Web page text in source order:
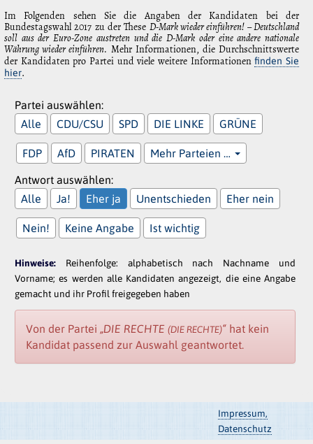
Im Folgenden sehen Sie die Angaben der Kandidaten bei der
Bundestagswahl 2017 zu der These D-Mark wieder einführen! – Deutschland
soll aus der Euro-Zone austreten und die D-Mark oder eine andere nationale
Währung wieder einführen. Mehr Informationen, die Durchschnittswerte
der Kandidaten pro Partei und viele weitere Informationenfinden Sie
hier.
Partei auswählen:
Alle
CDU/CSU SPD DIE LINKE GRÜNE
FDP AfD PIRATEN Mehr Parteien …
Antwort auswählen:
Alle
Ja! Eher ja Unentschieden Eher nein
Nein! Keine Angabe Ist wichtig
Hinweise: Reihenfolge: alphabetisch nach Nachname und
Vorname; es werden alle Kandidaten angezeigt, die eine Angabe
gemacht und ihr Profil freigegeben haben
Von der Partei „DIE RECHTE (DIE RECHTE)“ hat kein
Kandidat passend zur Auswahl geantwortet.
Impressum,
Datenschutz